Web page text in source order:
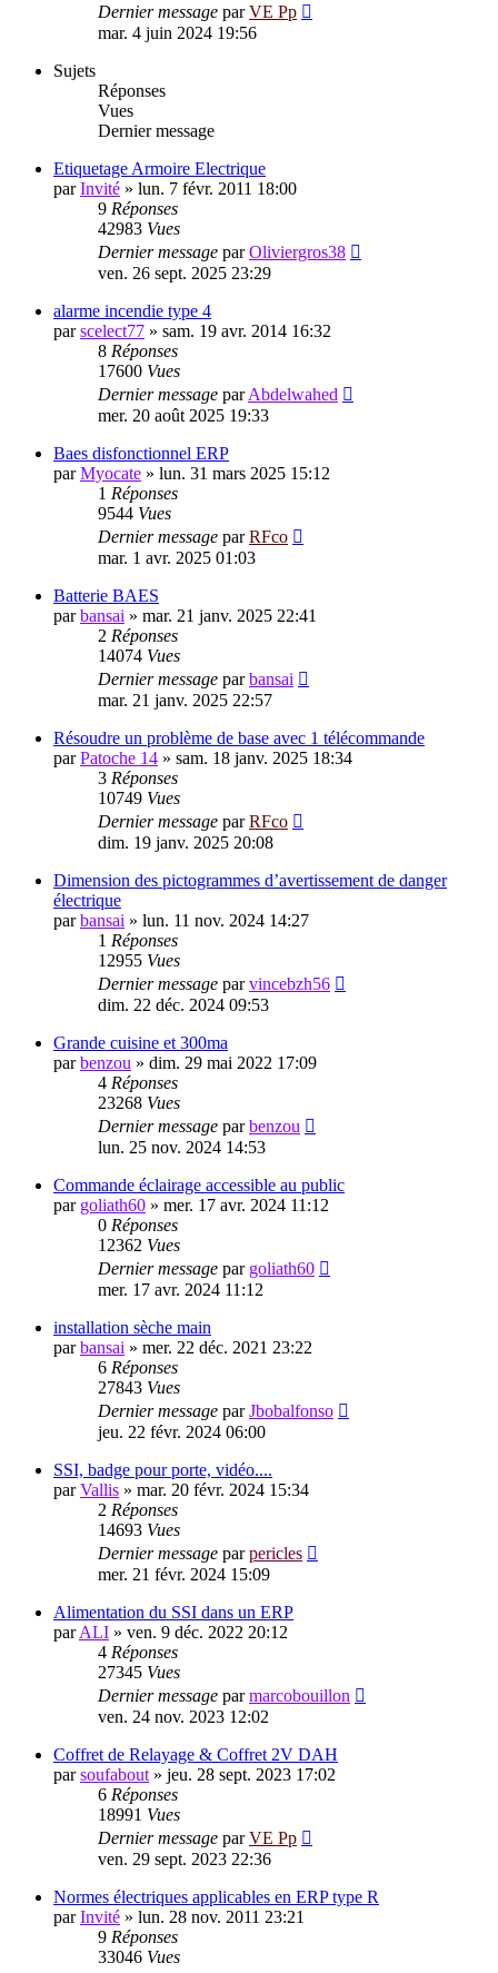
Dernier message parVE Pp
mar. 4 juin 2024 19:56
Sujets
Réponses
Vues
Dernier message
Etiquetage Armoire Electrique
parInvité » lun. 7 févr. 2011 18:00
9 Réponses
42983 Vues
Dernier message parOliviergros38
ven. 26 sept. 2025 23:29
alarme incendie type 4
parscelect77 » sam. 19 avr. 2014 16:32
8 Réponses
17600 Vues
Dernier message parAbdelwahed
mer. 20 août 2025 19:33
Baes disfonctionnel ERP
parMyocate » lun. 31 mars 2025 15:12
1 Réponses
9544 Vues
Dernier message parRFco
mar. 1 avr. 2025 01:03
Batterie BAES
parbansai » mar. 21 janv. 2025 22:41
2 Réponses
14074 Vues
Dernier message parbansai
mar. 21 janv. 2025 22:57
Résoudre un problème de base avec 1 télécommande
parPatoche 14 » sam. 18 janv. 2025 18:34
3 Réponses
10749 Vues
Dernier message parRFco
dim. 19 janv. 2025 20:08
Dimension des pictogrammes d’avertissement de danger
électrique
parbansai » lun. 11 nov. 2024 14:27
1 Réponses
12955 Vues
Dernier message parvincebzh56
dim. 22 déc. 2024 09:53
Grande cuisine et 300ma
parbenzou » dim. 29 mai 2022 17:09
4 Réponses
23268 Vues
Dernier message parbenzou
lun. 25 nov. 2024 14:53
Commande éclairage accessible au public
par goliath60 » mer. 17 avr. 2024 11:12
0 Réponses
12362 Vues
Dernier message par goliath60
mer. 17 avr. 2024 11:12
installation sèche main
parbansai » mer. 22 déc. 2021 23:22
6 Réponses
27843 Vues
Dernier message parJbobalfonso
jeu. 22 févr. 2024 06:00
SSI, badge pour porte, vidéo....
parVallis » mar. 20 févr. 2024 15:34
2 Réponses
14693 Vues
Dernier message parpericles
mer. 21 févr. 2024 15:09
Alimentation du SSI dans un ERP
parALI » ven. 9 déc. 2022 20:12
4 Réponses
27345 Vues
Dernier message parmarcobouillon
ven. 24 nov. 2023 12:02
Coffret de Relayage & Coffret 2V DAH
parsoufabout » jeu. 28 sept. 2023 17:02
6 Réponses
18991 Vues
Dernier message parVE Pp
ven. 29 sept. 2023 22:36
Normes électriques applicables en ERP type R
parInvité » lun. 28 nov. 2011 23:21
9 Réponses
33046 Vues